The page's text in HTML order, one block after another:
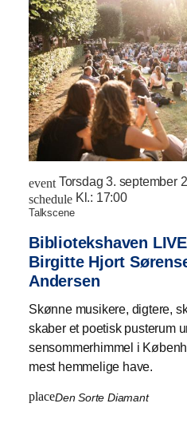
event Torsdag 3. september
schedule Kl.: 17:00
talkscene
Bibliotekshaven
Birgitte Hjort
Andersen
Skønne musikere, digtere,
skaber et poetisk pusterum
sensommerhimmel i
mest hemmelige have.
placeDen Sorte Diamant